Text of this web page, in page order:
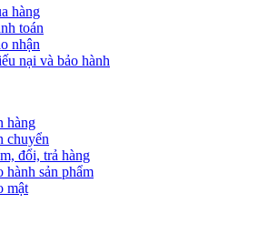
hàng
toán
nhận
nại và bảo hành
hàng
chuyển
đổi, trả hàng
hành sản phẩm
mật